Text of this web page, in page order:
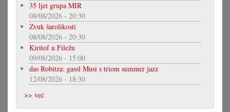
35 ljet grupa MIR
08/08/2026 - 20:30
Zvuk šarolikosti
08/08/2026 - 20:30
Kiritof u Filežu
09/08/2026 - 15:00
das Robitza: gassl Musi s triom summer jazz
12/08/2026 - 18:30
>> već